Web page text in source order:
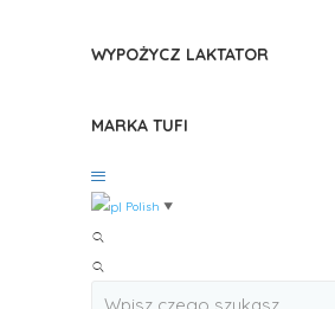
WYPOŻYCZ LAKTATOR
MARKA TUFI
Polish ▼